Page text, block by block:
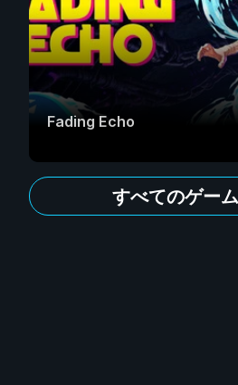
Fading Echo
すべてのゲー